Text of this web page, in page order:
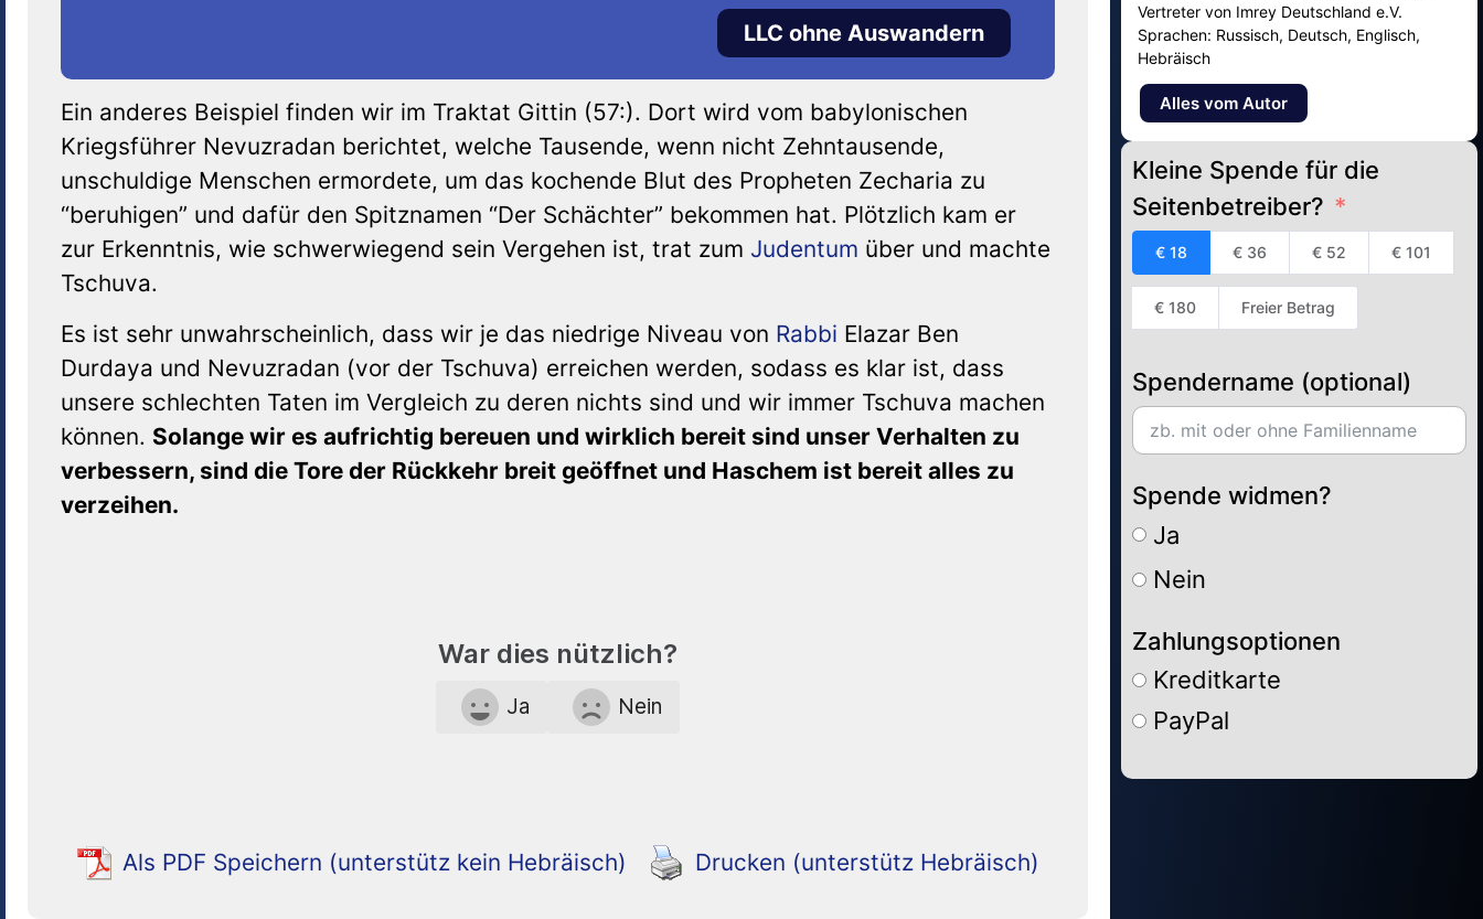
LLC ohne Auswandern
Ein anderes Beispiel finden wir im Traktat Gittin (57:). Dort wird vom babylonischen
Kriegsführer Nevuzradan berichtet, welche Tausende, wenn nicht Zehntausende,
unschuldige Menschen ermordete, um das kochende Blut des Propheten Zecharia zu
“beruhigen” und dafür den Spitznamen “Der Schächter” bekommen hat. Plötzlich kam er
zur Erkenntnis, wie schwerwiegend sein Vergehen ist, trat zum Judentum über und machte
Tschuva.
Es ist sehr unwahrscheinlich, dass wir je das niedrige Niveau von Rabbi Elazar Ben
Durdaya und Nevuzradan (vor der Tschuva) erreichen werden, sodass es klar ist, dass
unsere schlechten Taten im Vergleich zu deren nichts sind und wir immer Tschuva machen
können. Solange wir es aufrichtig bereuen und wirklich bereit sind unser Verhalten zu
verbessern, sind die Tore der Rückkehr breit geöffnet und Haschem ist bereit alles zu
verzeihen.
War dies nützlich?
Ja Nein
Als PDF Speichern (unterstütz kein Hebräisch) Drucken (unterstütz Hebräisch)
Vertreter von Imrey Deutschland e.V.
Sprachen: Russisch, Deutsch, Englisch,
Hebräisch
Alles vom Autor
Kleine Spende für die
Seitenbetreiber?
€ 18 € 36 € 52 € 101
€ 180 Freier Betrag
Spendername (optional)
Spende widmen?
Ja
Nein
Zahlungsoptionen
Kreditkarte
PayPal
Alternative: